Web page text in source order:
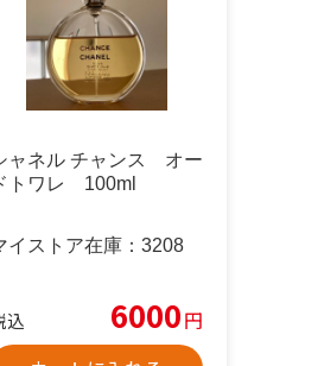
ャネル チャンス オー
トワレ 100ml
イストア在庫： 3208
込 6000円